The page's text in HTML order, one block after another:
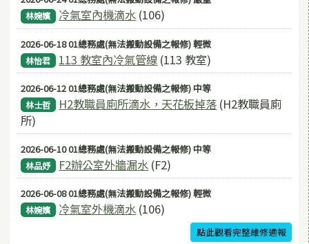
林婉嬪 冷氣室內機滴水 (106)
2026-06-18 01總務處(無法搬動設備之報修) 輕微
林怡君 113 教室內冷氣管線 (113 教室)
2026-06-12 01總務處(無法搬動設備之報修) 中等
林士哲 H2教職員廁所滴水，天花板掉落 (H2教職員廁
所)
2026-06-10 01總務處(無法搬動設備之報修) 中等
林品妤 F2辦公室外牆漏水 (F2)
2026-06-08 01總務處(無法搬動設備之報修) 輕微
林婉嬪 冷氣室外機滴水 (106)
點此觀看完整維修通報